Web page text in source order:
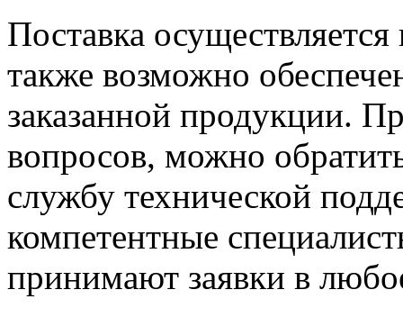
Поставка
также возможно
заказанной продукции.
вопросов, можно
службу технической
компетентные
принимают заявки в